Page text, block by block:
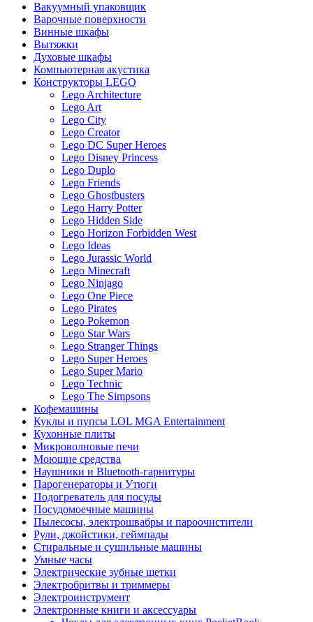
Вакуумный упаковщик
Варочные поверхности
Винные шкафы
Вытяжки
Духовые шкафы
Компьютерная акустика
Конструкторы LEGO
Lego Architecture
Lego Art
Lego City
Lego Creator
Lego DC Super Heroes
Lego Disney Princess
Lego Duplo
Lego Friends
Lego Ghostbusters
Lego Harry Potter
Lego Hidden Side
Lego Horizon Forbidden West
Lego Ideas
Lego Jurassic World
Lego Minecraft
Lego Ninjago
Lego One Piece
Lego Pirates
Lego Pokemon
Lego Star Wars
Lego Stranger Things
Lego Super Heroes
Lego Super Mario
Lego Technic
Lego The Simpsons
Кофемашины
Куклы и пупсы LOL MGA Entertainment
Кухонные плиты
Микроволновые печи
Моющие средства
Наушники и Bluetooth-гарнитуры
Парогенераторы и Утюги
Подогреватель для посуды
Посудомоечные машины
Пылесосы, электрошвабры и пароочистители
Рули, джойстики, геймпады
Стиральные и сушильные машины
Умные часы
Электрические зубные щетки
Электробритвы и триммеры
Электроинструмент
Электронные книги и аксессуары